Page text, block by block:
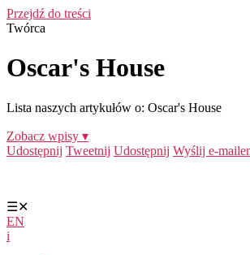
Przejdź do treści
Twórca
Oscar's House
Lista naszych artykułów o: Oscar's House
Zobacz wpisy ▾
Udostępnij Tweetnij Udostępnij Wyślij e-
☰✕
EN
i